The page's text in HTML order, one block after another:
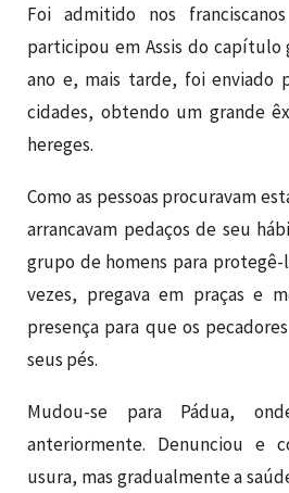
Foi admitido nos
participou em Assis do capítulo
ano e, mais tarde, foi enviado
cidades, obtendo um grande
hereges.
Como as pessoas procuravam
arrancavam pedaços de seu
grupo de homens para protegê-
vezes, pregava em praças e
presença para que os
seus pés.
Mudou-se para Pádua,
anteriormente. Denunciou e
usura, mas gradualmente a